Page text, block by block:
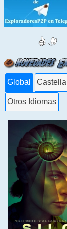
Global
Otros Idiomas